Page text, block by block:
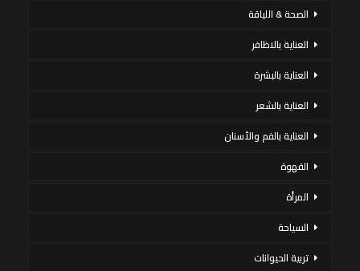
الصحة & اللياقة
العناية بالاظافر
العناية بالبشرة
العناية بالشعر
العناية بالفم والأسنان
القهوة
المرأة
السياحة
تربية الحيوانات